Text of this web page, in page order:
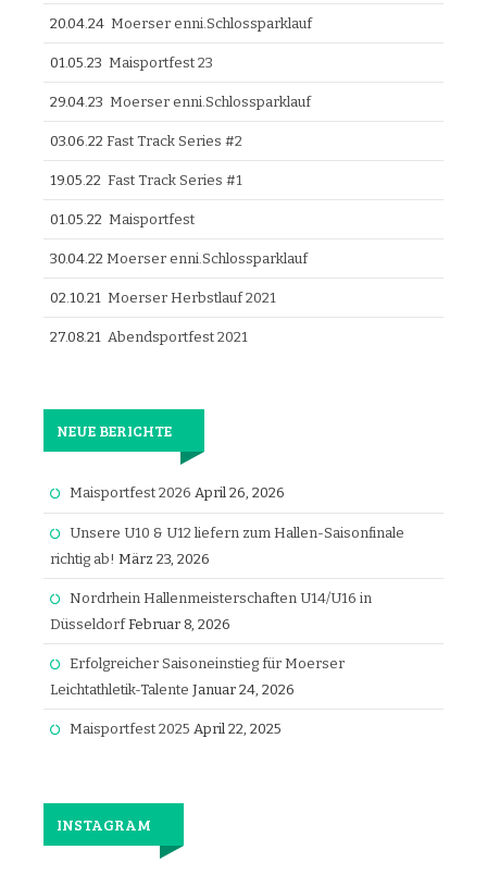
20.04.24 Moerser enni.Schlossparklauf
01.05.23 Maisportfest 23
29.04.23 Moerser enni.Schlossparklauf
03.06.22 Fast Track Series #2
19.05.22 Fast Track Series #1
01.05.22 Maisportfest
30.04.22 Moerser enni.Schlossparklauf
02.10.21 Moerser Herbstlauf 2021
27.08.21 Abendsportfest 2021
NEUE BERICHTE
Maisportfest 2026 April 26, 2026
Unsere U10 & U12 liefern zum Hallen-Saisonfinale
richtig ab! März 23, 2026
Nordrhein Hallenmeisterschaften U14/U16 in
Düsseldorf Februar 8, 2026
Erfolgreicher Saisoneinstieg für Moerser
Leichtathletik-Talente Januar 24, 2026
Maisportfest 2025 April 22, 2025
INSTAGRAM